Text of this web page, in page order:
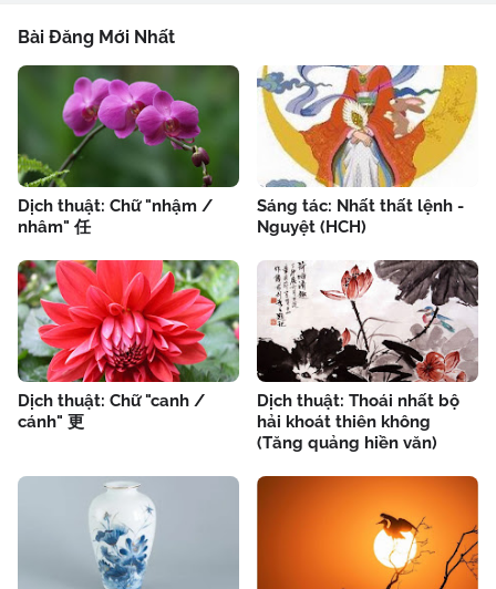
Bài Đăng Mới Nhất
Dịch thuật: Chữ "nhậm /
nhâm" 任
Sáng tác: Nhất thất lệnh -
Nguyệt (HCH)
Dịch thuật: Chữ "canh /
cánh" 更
Dịch thuật: Thoái nhất bộ
hải khoát thiên không
(Tăng quảng hiền văn)